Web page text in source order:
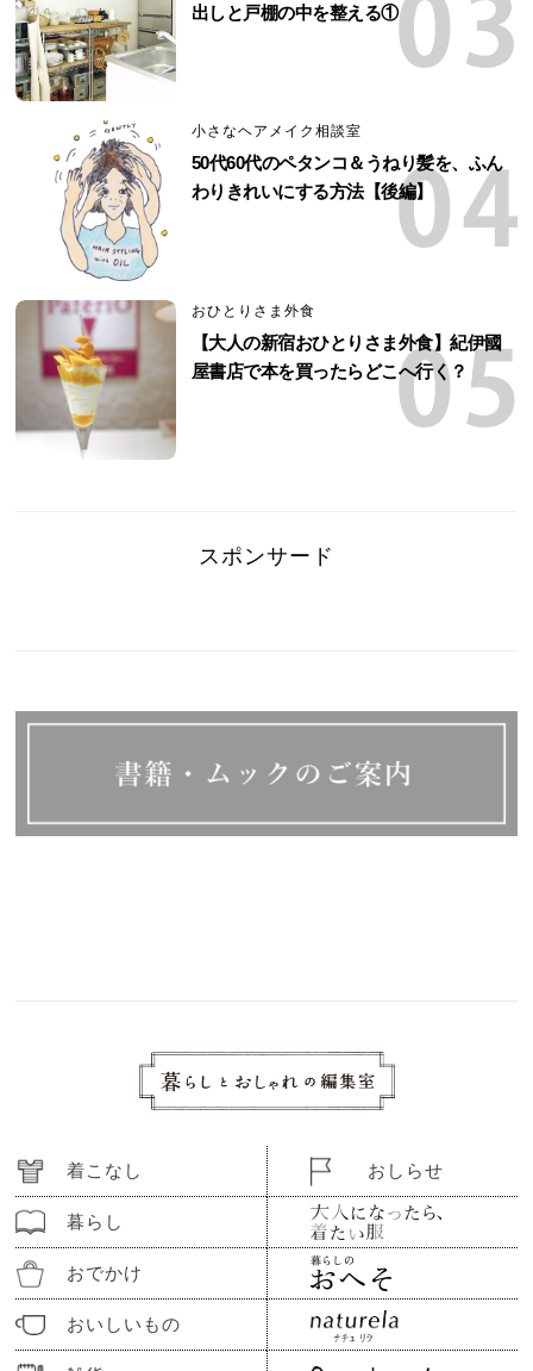
出しと戸棚の中を整える①
小さなヘアメイク相談室
50代60代のペタンコ＆うねり髪を、ふん
わりきれいにする方法【後編】
おひとりさま外食
【大人の新宿おひとりさま外食】紀伊國
屋書店で本を買ったらどこへ行く？
スポンサード
着こなし
暮らし
おでかけ
おいしいもの
おしらせ